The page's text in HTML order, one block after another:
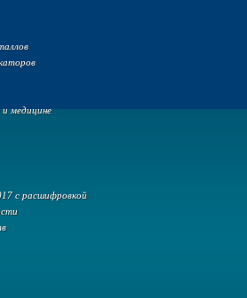
и медицине
с расшифровкой